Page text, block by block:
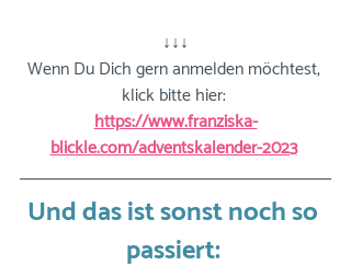
↓↓↓
Wenn Du Dich gern anmelden möchtest,
klick bitte hier:
https://www.franziska-
blickle.com/adventskalender-2023
Und das ist sonst noch so
passiert: